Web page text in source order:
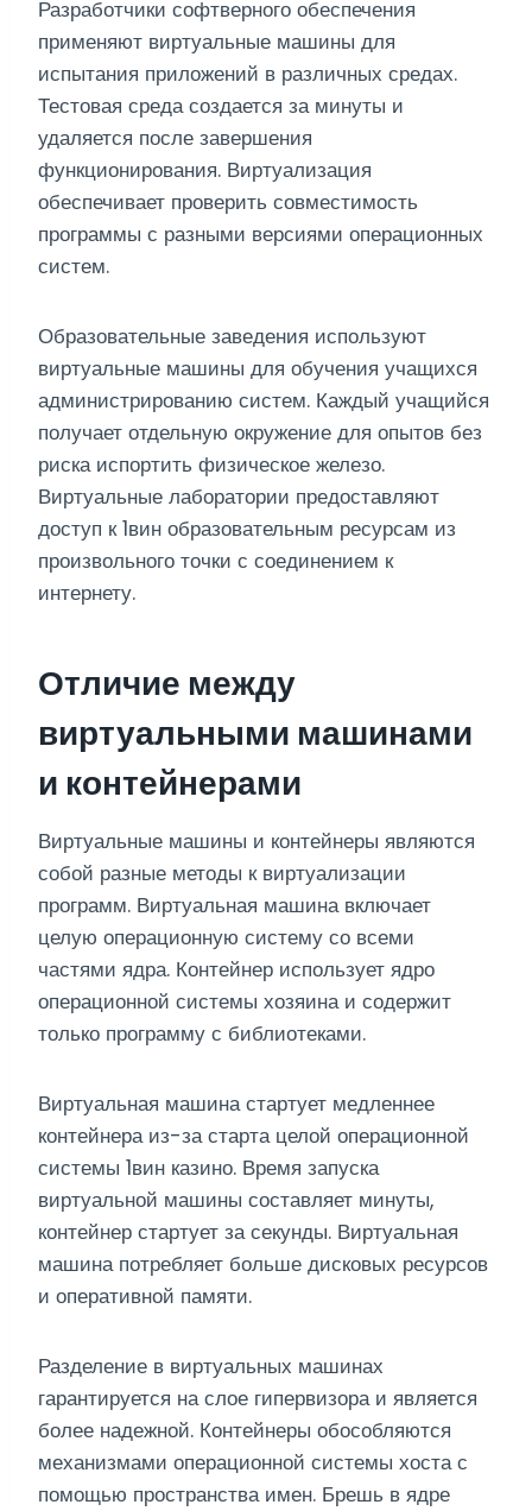
Разработчики софтверного обеспечения
применяют виртуальные машины для
испытания приложений в различных средах.
Тестовая среда создается за минуты и
удаляется после завершения
функционирования. Виртуализация
обеспечивает проверить совместимость
программы с разными версиями операционных
систем.
Образовательные заведения используют
виртуальные машины для обучения учащихся
администрированию систем. Каждый учащийся
получает отдельную окружение для опытов без
риска испортить физическое железо.
Виртуальные лаборатории предоставляют
доступ к 1вин образовательным ресурсам из
произвольного точки с соединением к
интернету.
Отличие между
виртуальными машинами
и контейнерами
Виртуальные машины и контейнеры являются
собой разные методы к виртуализации
программ. Виртуальная машина включает
целую операционную систему со всеми
частями ядра. Контейнер использует ядро
операционной системы хозяина и содержит
только программу с библиотеками.
Виртуальная машина стартует медленнее
контейнера из-за старта целой операционной
системы 1вин казино. Время запуска
виртуальной машины составляет минуты,
контейнер стартует за секунды. Виртуальная
машина потребляет больше дисковых ресурсов
и оперативной памяти.
Разделение в виртуальных машинах
гарантируется на слое гипервизора и является
более надежной. Контейнеры обособляются
механизмами операционной системы хоста с
помощью пространства имен. Брешь в ядре